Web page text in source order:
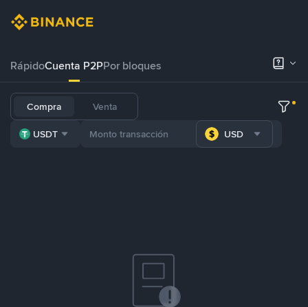
RápidoCuenta P2PPor bloques
Compra Venta
USDT USD